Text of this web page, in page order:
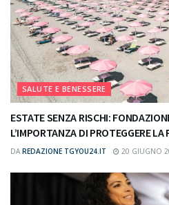
SALUTE E BENESSERE
ESTATE SENZA RISCHI:
L’IMPORTANZA DI PROTEGGERE LA
DA REDAZIONE TGYOU24.IT 20 GIUGNO